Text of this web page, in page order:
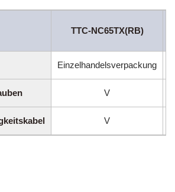
TTC-NC65TX(RB)
Einzelhandelsverpackung
V
V